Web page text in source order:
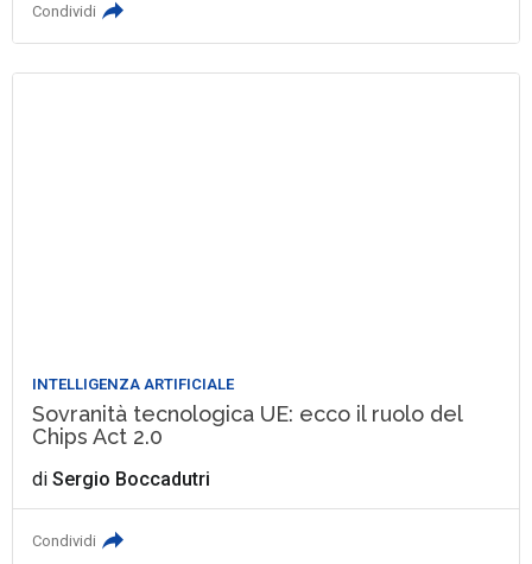
Condividi
INTELLIGENZA ARTIFICIALE
Sovranità tecnologica UE: ecco il ruolo del
Chips Act 2.0
diSergio Boccadutri
Condividi